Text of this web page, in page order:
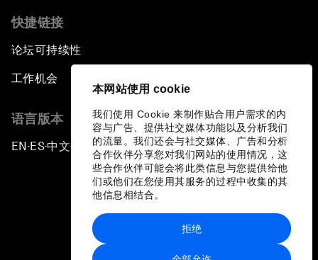
本网站使用 cookie
我们使用 Cookie 来制作贴合用户需求的内
容与广告、提供社交媒体功能以及分析我们
的流量。我们还会与社交媒体、广告和分析
合作伙伴分享您对我们网站的使用情况，这
些合作伙伴可能会将此类信息与您提供给他
们或他们在您使用其服务的过程中收集的其
他信息相结合。
拒绝
快捷链接
论坛可持续性
工作机会
语言版本
EN ▪ES▪中文▪ 日本語